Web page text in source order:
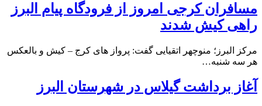
مسافران کرجی امروز از فرودگاه پیام البرز
راهی کیش شدند
مرکز البرز؛ منوچهر اتقیایی گفت: پرواز های کرج – کیش و بالعکس
هر سه شنبه…
آغاز برداشت گیلاس در شهرستان البرز